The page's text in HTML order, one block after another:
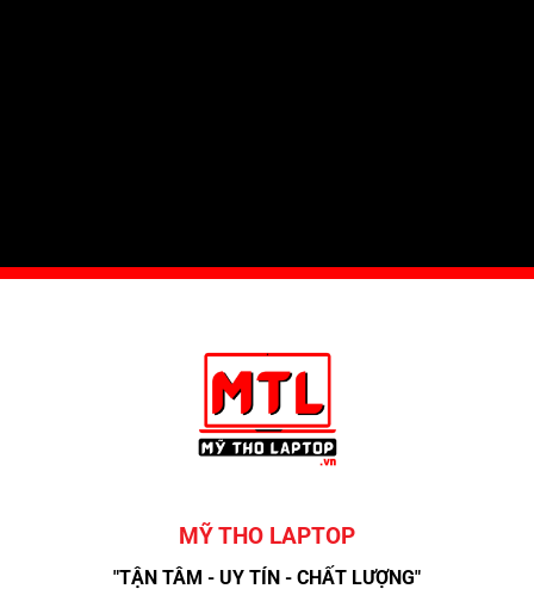
MỸ THO LAPTOP
"TẬN TÂM - UY TÍN - CHẤT LƯỢNG"